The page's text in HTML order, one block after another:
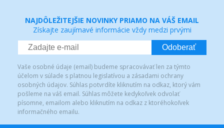
NAJDÔLEŽITEJŠIE NOVINKY PRIAMO NA VÁŠ EMAIL
Získajte zaujímavé informácie vždy medzi prvými
Odoberať
Vaše osobné údaje (email) budeme spracovávať len za týmto
účelom v súlade s platnou legislatívou a zásadami ochrany
osobných údajov. Súhlas potvrdíte kliknutím na odkaz, ktorý vám
pošleme na váš email. Súhlas môžete kedykoľvek odvolať
písomne, emailom alebo kliknutím na odkaz z ktoréhokoľvek
informačného emailu.